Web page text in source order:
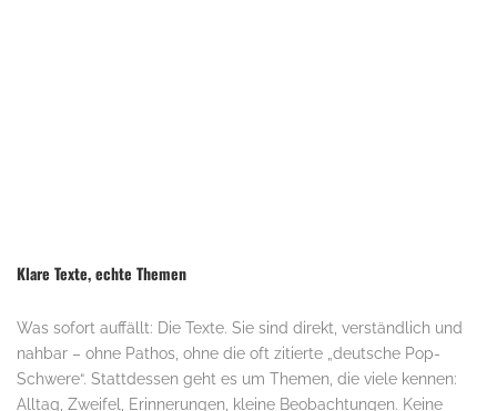
Klare Texte, echte Themen
Was sofort auffällt: Die Texte. Sie sind direkt, verständlich und
nahbar – ohne Pathos, ohne die oft zitierte „deutsche Pop-
Schwere“. Stattdessen geht es um Themen, die viele kennen:
Alltag, Zweifel, Erinnerungen, kleine Beobachtungen. Keine